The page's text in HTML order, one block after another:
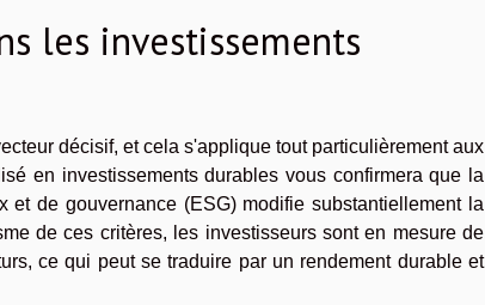
les investissements
décisif, et cela s'applique tout particulièrement aux
en investissements durables vous confirmera que la
et de gouvernance (ESG) modifie substantiellement la
de ces critères, les investisseurs sont en mesure de
ce qui peut se traduire par un rendement durable et